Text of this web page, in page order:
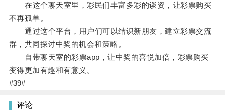
在这个聊天室里，彩民们丰富多彩的谈资，让彩票购买
不再孤单。
通过这个平台，用户们可以结识新朋友，建立彩票交流
群，共同探讨中奖的机会和策略。
自带聊天室的彩票app，让中奖的喜悦加倍，彩票购买
变得更加有趣和有意义。
#39#
评论